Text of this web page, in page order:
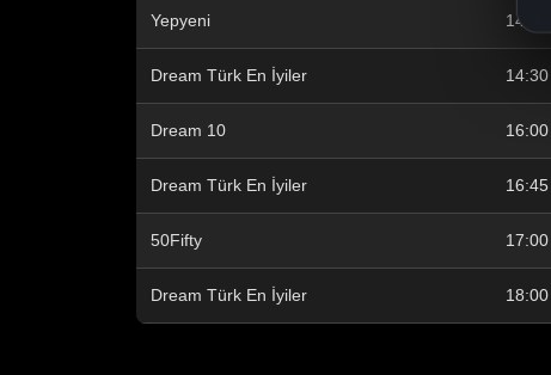
Yepyeni 14:00
Dream Türk En İyiler 14:30
Dream 10 16:00
Dream Türk En İyiler 16:45
50Fifty 17:00
Dream Türk En İyiler 18:00